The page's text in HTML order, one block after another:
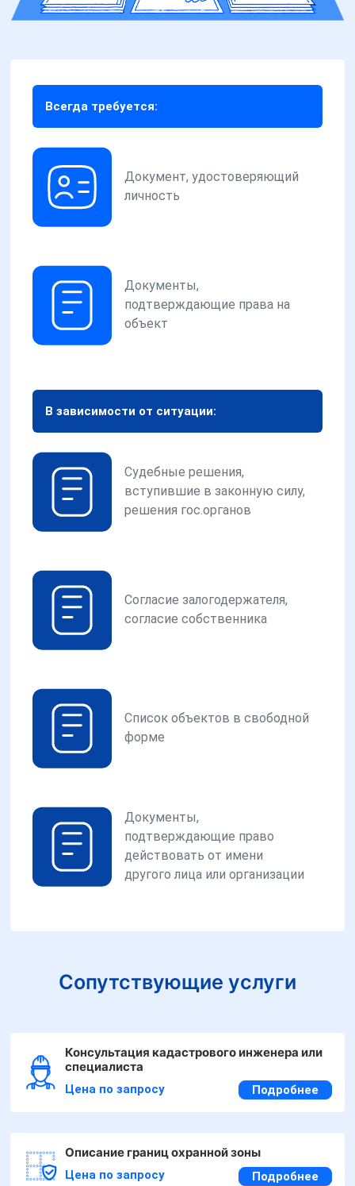
Всегда требуется:
Документ, удостоверяющий
личность
Документы,
подтверждающие права на
объект
В зависимости от ситуации:
Судебные решения,
вступившие в законную силу,
решения гос.органов
Согласие залогодержателя,
согласие собственника
Список объектов в свободной
форме
Документы,
подтверждающие право
действовать от имени
другого лица или организации
Сопутствующие услуги
Консультация кадастрового инженера или
специалиста
Цена по запросу Подробнее
Описание границ охранной зоны
Цена по запросу Подробнее